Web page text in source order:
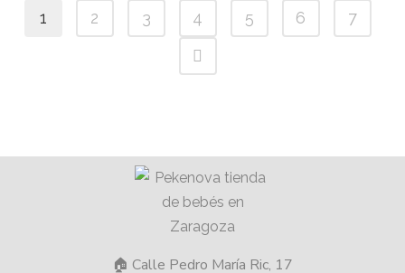
1 2 3 4 5 6 7
🏠 Calle Pedro María Ric, 17